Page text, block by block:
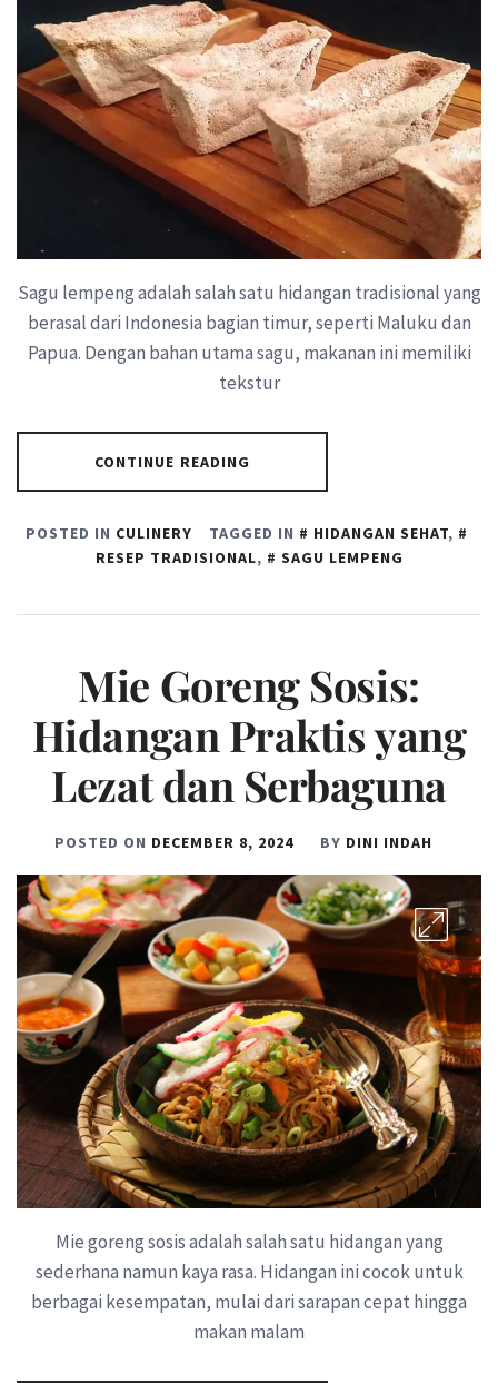
Sagu lempeng adalah salah satu hidangan tradisional yang
berasal dari Indonesia bagian timur, seperti Maluku dan
Papua. Dengan bahan utama sagu, makanan ini memiliki
tekstur
CONTINUE READING
POSTED IN CULINERY TAGGED IN HIDANGAN SEHAT,
RESEP TRADISIONAL, SAGU LEMPENG
Mie Goreng Sosis:
Hidangan Praktis yang
Lezat dan Serbaguna
POSTED ON DECEMBER 8, 2024 BY DINI INDAH
Mie goreng sosis adalah salah satu hidangan yang
sederhana namun kaya rasa. Hidangan ini cocok untuk
berbagai kesempatan, mulai dari sarapan cepat hingga
makan malam